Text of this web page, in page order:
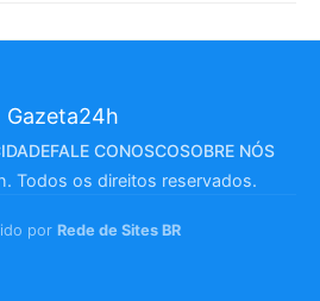
FALE CONOSCOSOBRE NÓS
Todos os direitos reservados.
por Rede de Sites BR